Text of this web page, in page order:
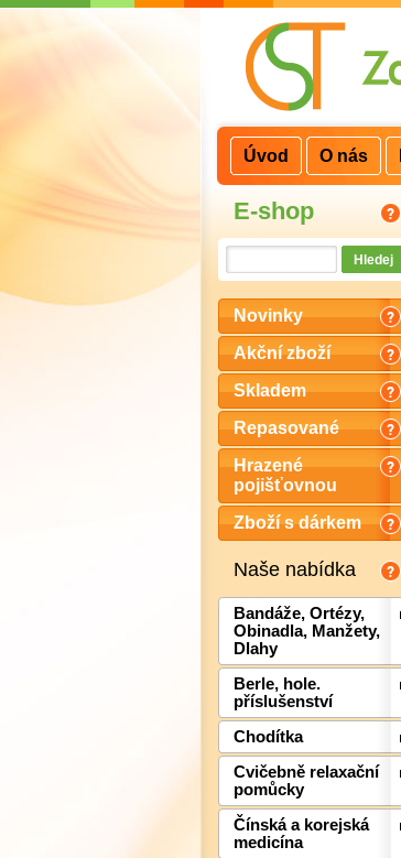
E-shop
Novinky
Akční zboží
Skladem
Repasované
Hrazené
pojišťovnou
Zboží s dárkem
Naše nabídka
Bandáže, Ortézy,
Obinadla, Manžety,
Dlahy
Berle, hole.
příslušenství
Chodítka
Cvičebně relaxační
pomůcky
Čínská a korejská
medicína
Detail
Úvod O nás